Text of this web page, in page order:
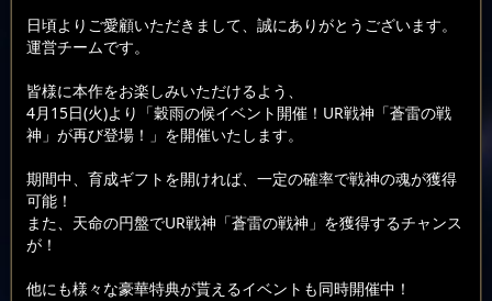
日頃よりご愛顧いただきまして、誠にありがとうございます。
運営チームです。
皆様に本作をお楽しみいただけるよう、
4月15日(火)より「穀雨の候イベント開催！UR戦神「蒼雷の戦
神」が再び登場！」を開催いたします。
期間中、育成ギフトを開ければ、一定の確率で戦神の魂が獲得
可能！
また、天命の円盤でUR戦神「蒼雷の戦神」を獲得するチャンス
が！
他にも様々な豪華特典が貰えるイベントも同時開催中！